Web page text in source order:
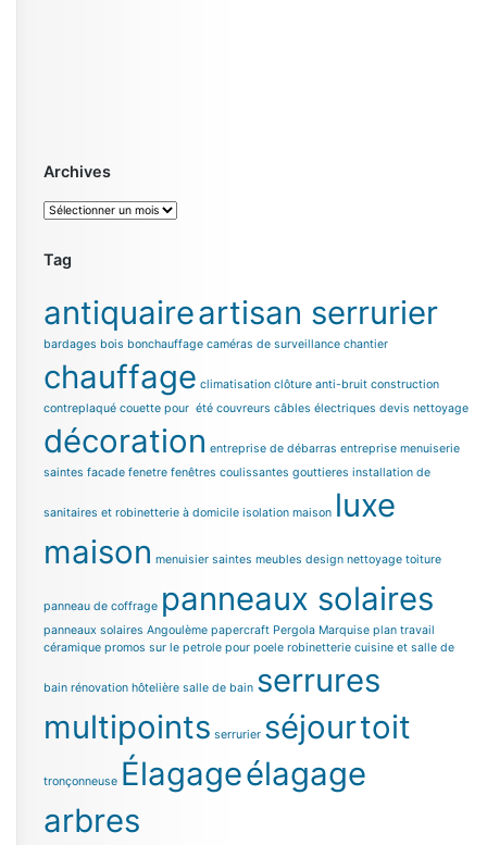
Archives
Archives
Tag
antiquaireartisan serrurier
bardages bois bonchauffage caméras de surveillance chantier
chauffage climatisation clôture anti-bruit construction
contreplaqué couette pour été couvreurs câbles électriques devis nettoyage
décoration entreprise de débarras entreprise menuiserie
saintes facade fenetre fenêtres coulissantes gouttieres installation de
sanitaires et robinetterie à domicile isolation maison luxe
maison menuisier saintes meubles design nettoyage toiture
panneau de coffrage panneaux solaires
panneaux solaires Angoulème papercraft Pergola Marquise plan travail
céramique promos sur le petrole pour poele robinetterie cuisine et salle de
bain rénovation hôtelière salle de bain serrures
multipoints serrurier séjourtoit
tronçonneuse Élagageélagage
arbres